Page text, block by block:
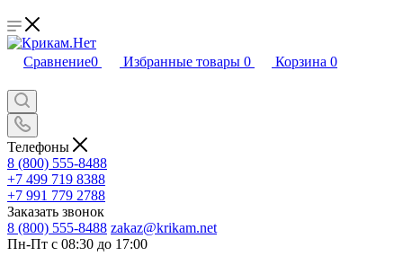
Сравнение0 Избранные товары 0 Корзина 0
Телефоны
8 (800) 555-8488
+7 499 719 8388
+7 991 779 2788
Заказать звонок
8 (800) 555-8488 zakaz@krikam.net
Пн-Пт с 08:30 до 17:00